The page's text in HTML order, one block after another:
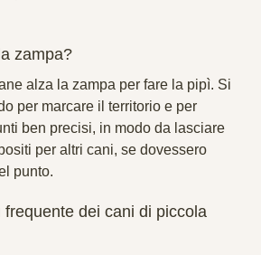
zampa?
alza la zampa per fare la pipì. Si
per marcare il territorio e per
ben precisi, in modo da lasciare
per altri cani, se dovessero
punto.
frequente dei cani di piccola